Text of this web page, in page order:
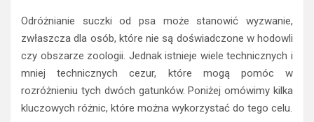
Odróżnianie suczki od psa może stanowić wyzwanie,
zwłaszcza dla osób, które nie są doświadczone w hodowli
czy obszarze zoologii. Jednak istnieje wiele technicznych i
mniej technicznych cezur, które mogą pomóc w
rozróżnieniu tych dwóch gatunków. Poniżej omówimy kilka
kluczowych różnic, które można wykorzystać do tego celu.